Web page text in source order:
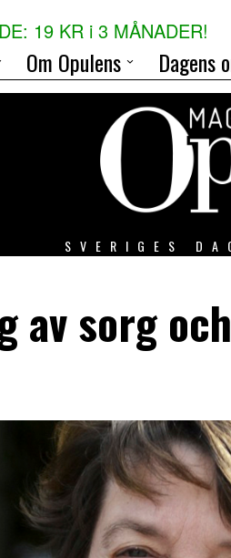
19 KR i 3 MÅNADER!
Om Opulens Dagens
SVERIGES
av sorg